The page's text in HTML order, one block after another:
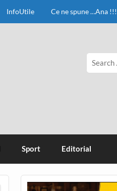
InfoUtile Ce ne spune …Ana !!!
Sport Editorial